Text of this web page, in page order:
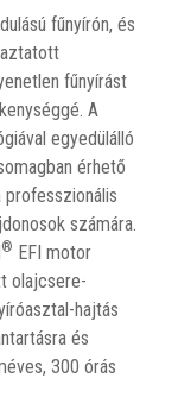
fűnyírón, és
fűnyírást
A
egyedülálló
érhető
számára.
® EFI motor
olajcsere-
hajtás
és
300 órás